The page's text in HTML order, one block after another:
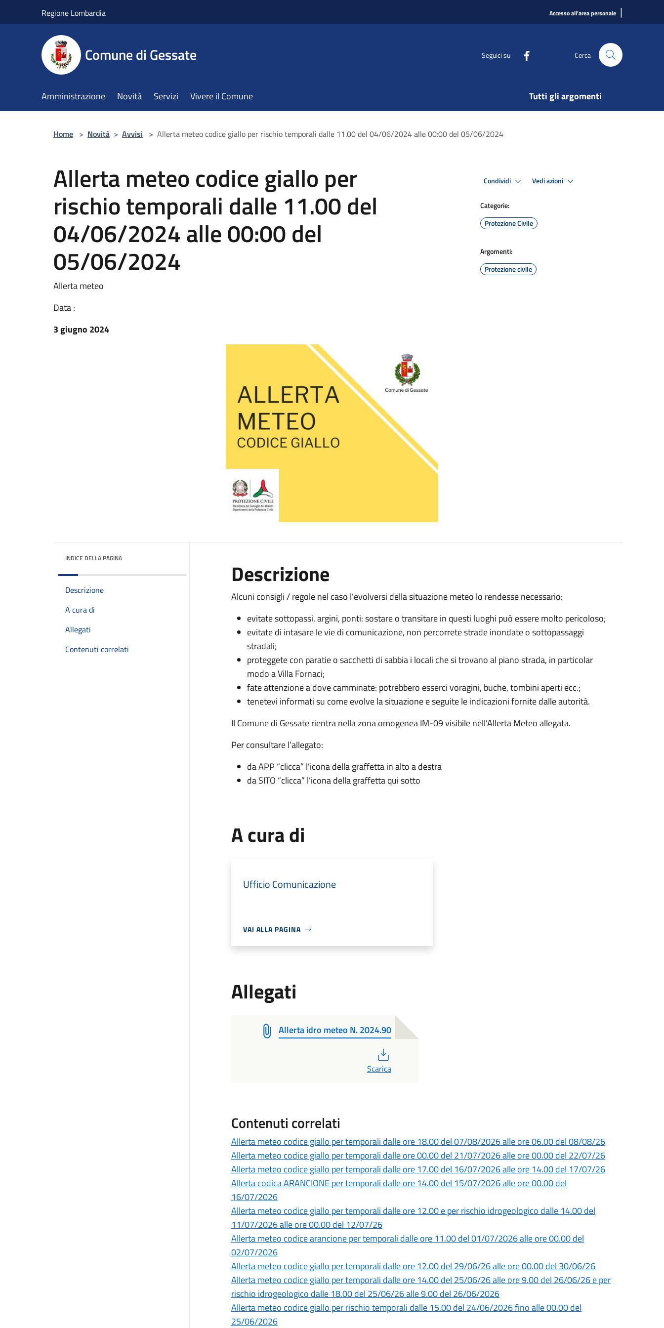
Regione Lombardia Accesso all'area personale |
Comune di Gessate Seguici su Cerca
Amministrazione Novità Servizi Vivere il Comune Tutti gli argomenti
Home > Novità > Avvisi > Allerta meteo codice giallo per rischio temporali dalle 11.00 del 04/06/2024 alle 00:00 del 05/06/2024
Allerta meteo codice giallo per
rischio temporali dalle 11.00 del
04/06/2024 alle 00:00 del
05/06/2024
Allerta meteo
Data :
3 giugno 2024
Condividi Vedi azioni
Categorie:
Protezione Civile
Argomenti:
Protezione civile
INDICE DELLA PAGINA
Descrizione
A cura di
Allegati
Contenuti correlati
Descrizione
Alcuni consigli / regole nel caso l’evolversi della situazione meteo lo rendesse necessario:
evitate sottopassi, argini, ponti: sostare o transitare in questi luoghi può essere molto pericoloso;
evitate di intasare le vie di comunicazione, non percorrete strade inondate o sottopassaggi
stradali;
proteggete con paratie o sacchetti di sabbia i locali che si trovano al piano strada, in particolar
modo a Villa Fornaci;
fate attenzione a dove camminate: potrebbero esserci voragini, buche, tombini aperti ecc.;
tenetevi informati su come evolve la situazione e seguite le indicazioni fornite dalle autorità.
Il Comune di Gessate rientra nella zona omogenea IM-09 visibile nell’Allerta Meteo allegata.
Per consultare l’allegato:
da APP “clicca” l’icona della graffetta in alto a destra
da SITO “clicca” l’icona della graffetta qui sotto
A cura di
Ufficio Comunicazione
VAI ALLA PAGINA
Allegati
Allerta idro meteo N. 2024.90
Scarica
Contenuti correlati
Allerta meteo codice giallo per temporali dalle ore 18.00 del 07/08/2026 alle ore 06.00 del 08/08/26
Allerta meteo codice giallo per temporali dalle ore 00.00 del 21/07/2026 alle ore 00.00 del 22/07/26
Allerta meteo codice giallo per temporali dalle ore 17.00 del 16/07/2026 alle ore 14.00 del 17/07/26
Allerta codica ARANCIONE per temporali dalle ore 14.00 del 15/07/2026 alle ore 00.00 del
16/07/2026
Allerta meteo codice giallo per temporali dalle ore 12.00 e per rischio idrogeologico dalle 14.00 del
11/07/2026 alle ore 00.00 del 12/07/26
Allerta meteo codice arancione per temporali dalle ore 11.00 del 01/07/2026 alle ore 00.00 del
02/07/2026
Allerta meteo codice giallo per temporali dalle ore 12.00 del 29/06/26 alle ore 00.00 del 30/06/26
Allerta meteo codice giallo per temporali dalle ore 14.00 del 25/06/26 alle ore 9.00 del 26/06/26 e per
rischio idrogeologico dalle 18.00 del 25/06/26 alle 9.00 del 26/06/2026
Allerta meteo codice giallo per rischio temporali dalle 15.00 del 24/06/2026 fino alle 00.00 del
25/06/2026